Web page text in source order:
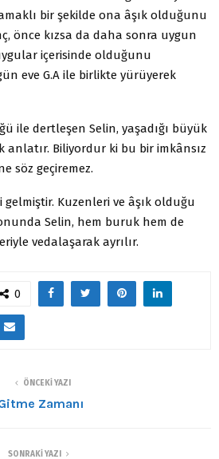
bir şekilde ona âşık olduğunu
önce kızsa da daha sonra uygun
içerisinde olduğunu
eve G.A ile birlikte yürüyerek
ile dertleşen Selin, yaşadığı büyük
anlatır. Biliyordur ki bu bir imkânsız
söz geçiremez.
gelmiştir. Kuzenleri ve âşık olduğu
Selin, hem buruk hem de
vedalaşarak ayrılır.
0
ÖNCEKI YAZI
Zamanı
SONRAKI YAZI